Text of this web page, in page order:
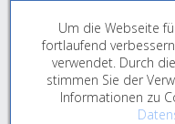
Um die Webseite
fortlaufend
verwendet. Durch
stimmen Sie der
Informationen zu